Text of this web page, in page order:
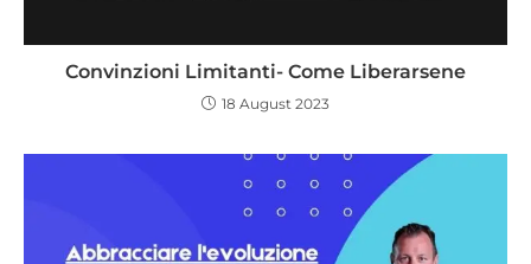
Convinzioni Limitanti- Come Liberarsene
18 August 2023